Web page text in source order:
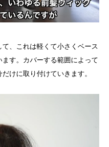
、これは軽くて小さくベース
す。カバーする範囲によって
けに取り付けていきます。